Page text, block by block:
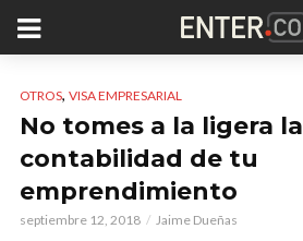
OTROS, VISA EMPRESARIAL
No tomes a la ligera la
contabilidad de tu
emprendimiento
septiembre 12, 2018 Jaime Dueñas